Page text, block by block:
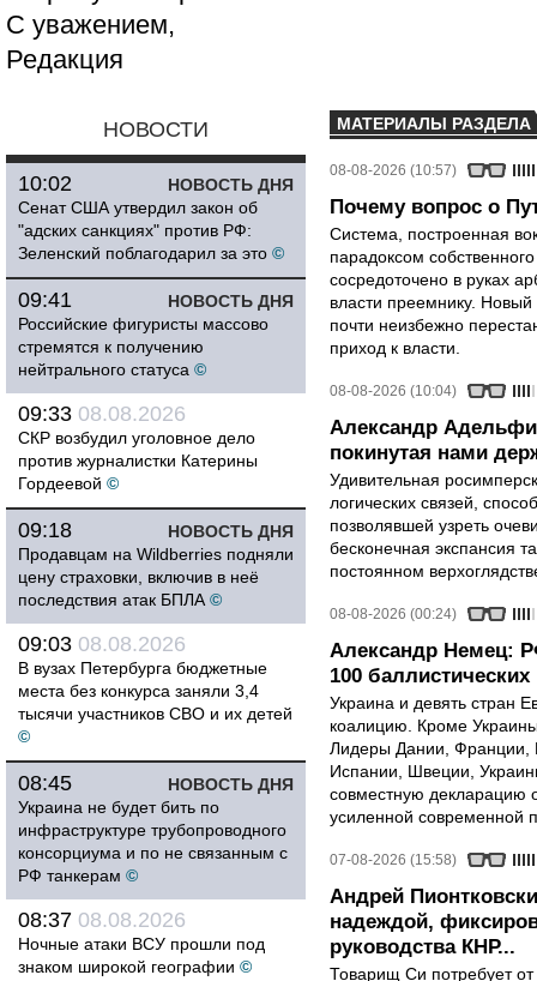
С уважением,
Редакция
НОВОСТИ
НОВОСТЬ ДНЯ
10:02
Сенат США утвердил закон об
"адских санкциях" против РФ:
Зеленский поблагодарил за это ©
НОВОСТЬ ДНЯ
09:41
Российские фигуристы массово
стремятся к получению
нейтрального статуса ©
09:33 08.08.2026
СКР возбудил уголовное дело
против журналистки Катерины
Гордеевой ©
НОВОСТЬ ДНЯ
09:18
Продавцам на Wildberries подняли
цену страховки, включив в неё
последствия атак БПЛА ©
09:03 08.08.2026
В вузах Петербурга бюджетные
места без конкурса заняли 3,4
тысячи участников СВО и их детей
©
НОВОСТЬ ДНЯ
08:45
Украина не будет бить по
инфраструктуре трубопроводного
консорциума и по не связанным с
РФ танкерам ©
08:37 08.08.2026
Ночные атаки ВСУ прошли под
знаком широкой географии ©
МАТЕРИАЛЫ РАЗДЕЛА
08-08-2026 (10:57)
Почему вопрос о
Система, построенная
парадоксом
сосредоточено в руках
власти преемнику.
почти неизбежно
приход к власти.
08-08-2026 (10:04)
Александр
покинутая нами
Удивительная
логических связей,
позволявшей узреть
бесконечная экспансия
постоянном
08-08-2026 (00:24)
Александр Немец:
100 баллистических
Украина и девять стран
коалицию. Кроме
Лидеры Дании, Франции,
Испании, Швеции,
совместную декларацию
усиленной современной
07-08-2026 (15:58)
Андрей
надеждой,
руководства КНР...
Товарищ Си потребует